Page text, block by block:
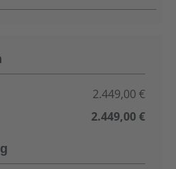
2.449,00 €
2.449,00 €